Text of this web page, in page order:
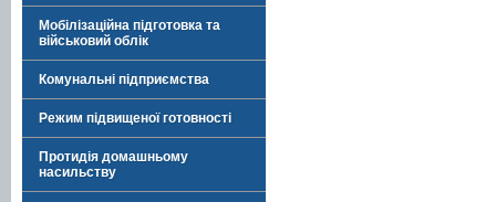
Мобілізаційна підготовка та
військовий облік
Комунальні підприємства
Режим підвищеної готовності
Протидія домашньому
насильству